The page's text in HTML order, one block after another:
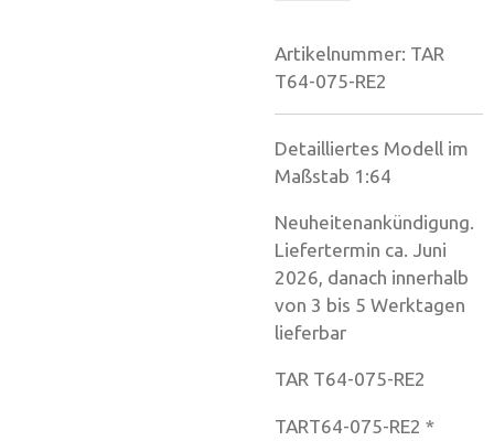
Artikelnummer: TAR
T64-075-RE2
Detailliertes Modell im
Maßstab 1:64
Neuheitenankündigung.
Liefertermin ca. Juni
2026, danach innerhalb
von 3 bis 5 Werktagen
lieferbar
TAR T64-075-RE2
TART64-075-RE2 *